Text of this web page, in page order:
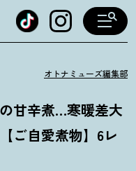
オトナミューズ編集部
甘辛煮…寒暖差大
ご自愛煮物】6レ